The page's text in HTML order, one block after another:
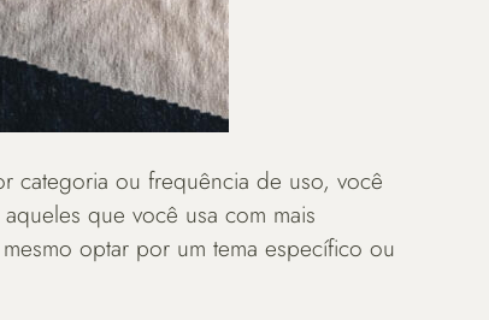
categoria ou frequência de uso, você
que você usa com mais
optar por um tema específico ou